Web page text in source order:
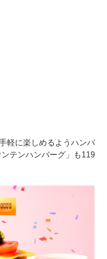
軽に楽しめるようハンバ
テンハンバーグ」も119